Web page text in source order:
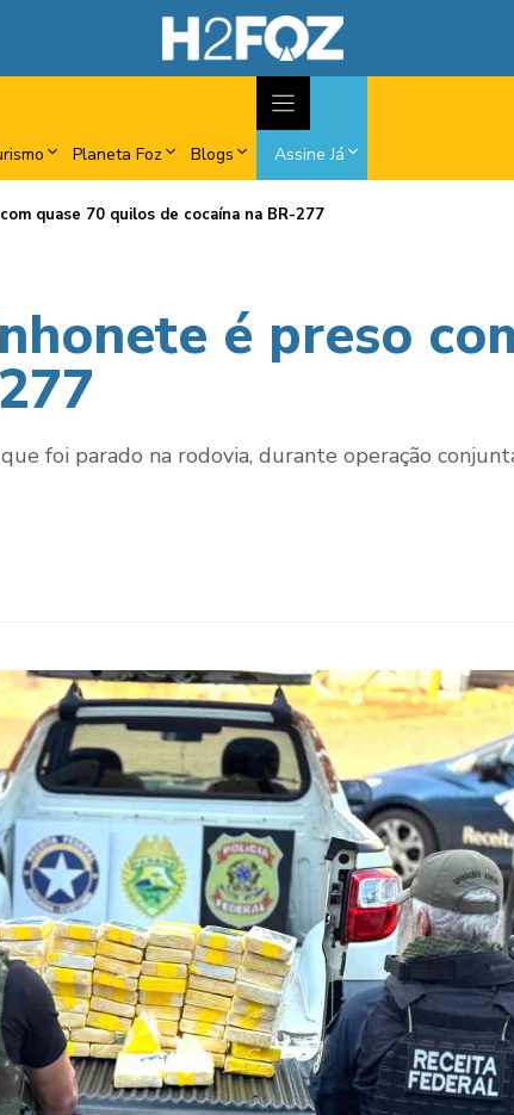
Planeta Foz Blogs Assine Já
quase 70 quilos de cocaína na BR-277
é preso
foi parado na rodovia, durante operação